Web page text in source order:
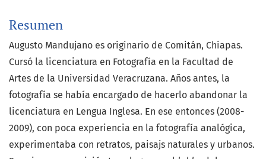
Resumen
Augusto Mandujano es originario de Comitán, Chiapas.
Cursó la licenciatura en Fotografía en la Facultad de
Artes de la Universidad Veracruzana. Años antes, la
fotografía se había encargado de hacerlo abandonar la
licenciatura en Lengua Inglesa. En ese entonces (2008-
2009), con poca experiencia en la fotografía analógica,
experimentaba con retratos, paisajs naturales y urbanos.